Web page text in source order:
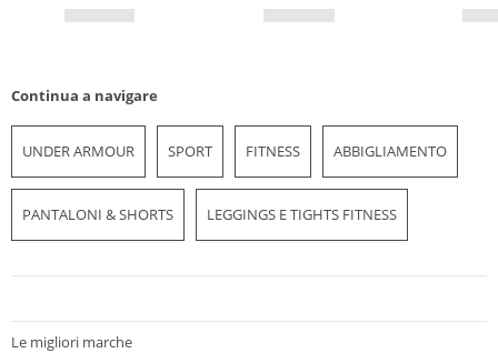
Continua a navigare
UNDER ARMOUR SPORT FITNESS ABBIGLIAMENTO
PANTALONI & SHORTS LEGGINGS E TIGHTS FITNESS
Le migliori marche